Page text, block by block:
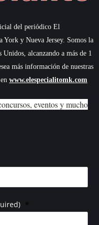
del periódico El
York y Nueva Jersey. Somos la
alcanzando a más de 1
más información de nuestras
www.elespecialitomk.com
eventos y mucho
*